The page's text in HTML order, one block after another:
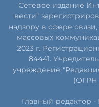
Сетевое издание
вести"
надзору в сфере
массовых
2023 г.
84441.
учреждение
(ОГРН
Главный редактор -